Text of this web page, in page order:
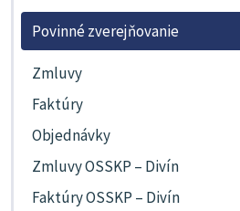
Povinné zverejňovanie
Zmluvy
Faktúry
Objednávky
Zmluvy OSSKP – Divín
Faktúry OSSKP – Divín